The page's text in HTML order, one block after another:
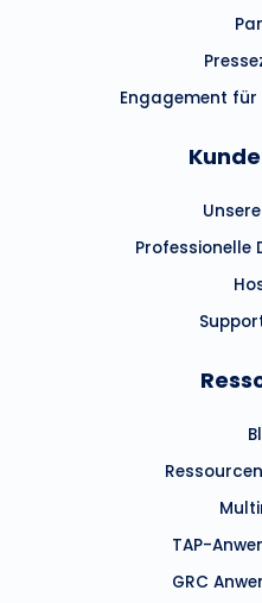
Engagement
Professionelle
TAP-
GRC